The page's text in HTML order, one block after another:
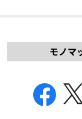
モノマ